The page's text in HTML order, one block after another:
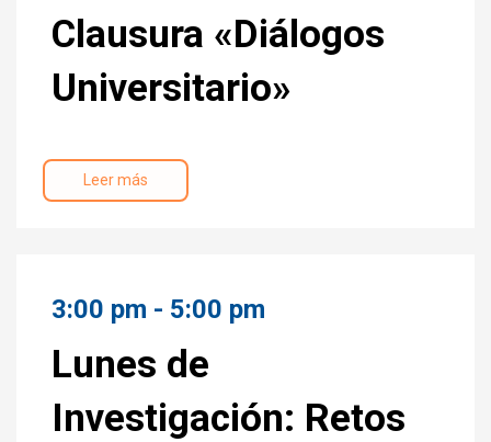
Clausura «Diálogos
Universitario»
Leer más
3:00 pm - 5:00 pm
Lunes de
Investigación: Retos